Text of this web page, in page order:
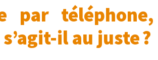
par téléphone,
il au juste ?